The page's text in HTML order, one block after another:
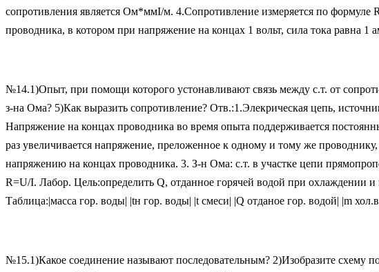
сопротивления является Ом*ммІ/м. 4.Сопротивление измеряется по
проводника, в котором при напряжение на концах 1 вольт, сила тока
№14.1)Опыт, при помощи которого устонавливают связь между с.т. от
з-на Ома? 5)Как выразить сопротивление? Отв.:1.Элекрическая цепь,
Напряжение на концах проводника во время опыта поддерживается
раз увеличивается напряжение, преложенное к одному и тому же
напряжению на концах проводника. 3. З-н Ома: с.т. в участке цепи
R=U/I. Лабор. Цель:определить Q, отданное горячей водой при охлаждении
Таблица:|масса гор. воды| |tн гор. воды| |t смеси| |Q отданое гор. водой| |m
№15.1)Какое соединение называют последовательным? 2)Изобразите схему